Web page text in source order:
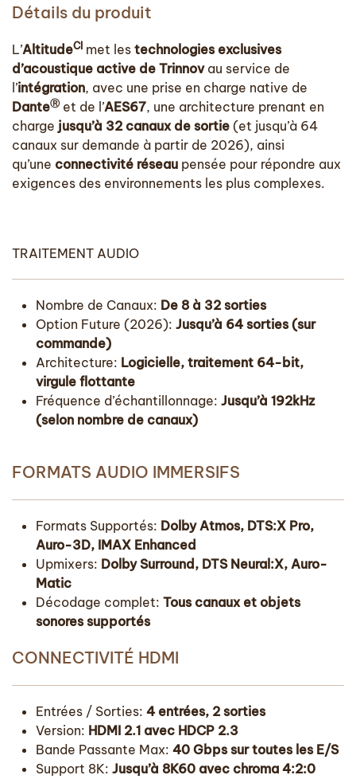
Détails du produit
L’AltitudeCI met les technologies exclusives
d’acoustique active de Trinnovau service de
l’intégration, avec une prise en charge native de
DanteⓇet de l’AES67, une architecture prenant en
charge jusqu’à 32 canaux de sortie (et jusqu’à 64
canaux sur demande à partir de 2026), ainsi
qu’une connectivité réseau pensée pour répondre aux
exigences des environnements les plus complexes.
TRAITEMENT AUDIO
Nombre de Canaux: De 8 à 32 sorties
Option Future (2026): Jusqu’à 64 sorties (sur
commande)
Architecture: Logicielle, traitement 64-bit,
virgule flottante
Fréquence d’échantillonnage: Jusqu’à 192kHz
(selon nombre de canaux)
FORMATS AUDIO IMMERSIFS
Formats Supportés: Dolby Atmos, DTS:X Pro,
Auro-3D, IMAX Enhanced
Upmixers: Dolby Surround, DTS Neural:X, Auro-
Matic
Décodage complet: Tous canaux et objets
sonores supportés
CONNECTIVITÉ HDMI
Entrées / Sorties: 4 entrées, 2 sorties
Version: HDMI 2.1 avec HDCP 2.3
Bande Passante Max: 40 Gbps sur toutes les E/S
Support 8K: Jusqu’à 8K60 avec chroma 4:2:0